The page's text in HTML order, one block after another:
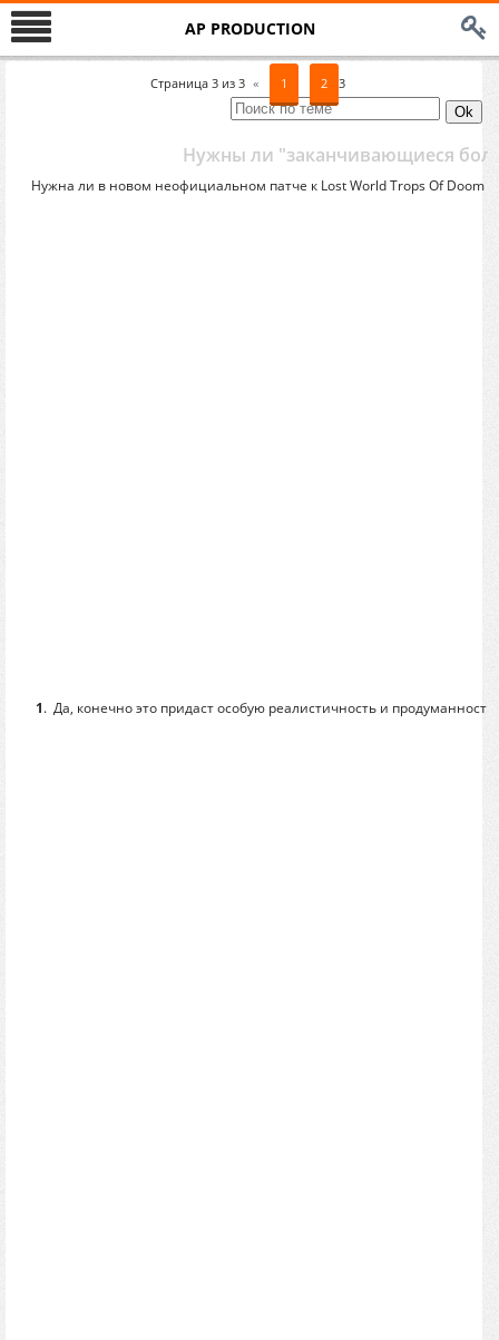
AP PRODUCTION
Страница 3 из 3 « 1 2 3
Нужны ли "заканчивающиеся
Нужна ли в новом неофициальном патче к Lost World Trops Of Doom
1. Да, конечно это придаст особую реалистичность и